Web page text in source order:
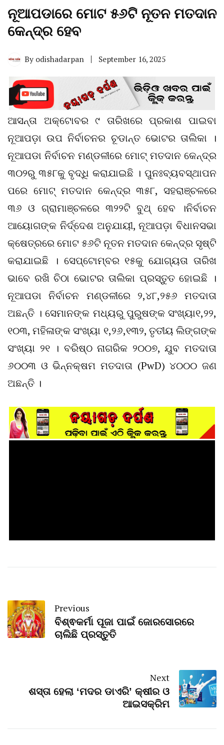
ନୂଆପଡାରେ ମୋଟ ୫୬ଟି ନୂତନ ମତଦାନ
କେନ୍ଦ୍ର ହେବ
By odishadarpan September 16, 2025
ଆସନ୍ତା ଅକ୍ଟୋବର ୯ ତାରିଖରେ ପ୍ରକାଶ ପାଇବା
ନୂଆପଡ଼ା ଉପ ନିର୍ବାଚନର ଚୂଡାନ୍ତ ଭୋଟର ତାଲିକା ।
ନୂଆପଡା ନିର୍ବାଚନ ମଣ୍ଡଳୀରେ ମୋଟ୍ ମତଦାନ କେନ୍ଦ୍ର
୩୦୨ରୁ ୩୫୮କୁ ବୃଦ୍ଧି କରାଯାଇଛି । ପୁନଃବ୍ୟବସ୍ଥାପନ
ପରେ ମୋଟ୍ ମତଦାନ କେନ୍ଦ୍ର ୩୫୮, ସହରାଞ୍ଚଳରେ
୩୬ ଓ ଗ୍ରାମାଞ୍ଚଳରେ ୩୨୨ଟି ବୁଥ୍ ହେବ ।ନିର୍ବାଚନ
ଆୟୋଗଙ୍କ ନିର୍ଦ୍ଦେଶ ଅନୁଯାୟୀ, ନୂଆପଡ଼ା ବିଧାନସଭା
କ୍ଷେତ୍ରରେ ମୋଟ ୫୬ଟି ନୂତନ ମତଦାନ କେନ୍ଦ୍ର ସୃଷ୍ଟି
କରାଯାଇଛି । ସେପ୍ଟୋମ୍ବର ୧୫କୁ ଯୋଗ୍ୟତା ତାରିଖ
ଭାବେ ରଖି ଚିଠା ଭୋଟର ତାଲିକା ପ୍ରସ୍ତୁତ ହୋଇଛି ।
ନୂଆପଡା ନିର୍ବାଚନ ମଣ୍ଡଳୀରେ ୨,୪୮,୨୫୬ ମତଦାତା
ଅଛନ୍ତି । ସେମାନଙ୍କ ମଧ୍ୟରୁ ପୁରୁଷଙ୍କ ସଂଖ୍ୟା୧,୨୨,
୧୦୩, ମହିଳାଙ୍କ ସଂଖ୍ୟା ୧,୨୬,୧୩୨, ତୃତୀୟ ଲିଙ୍ଗଙ୍କ
ସଂଖ୍ୟା ୨୧ । ବରିଷ୍ଠ ନାଗରିକ ୨୦୦୭, ଯୁବ ମତଦାତା
୬୦୦୩ ଓ ଭିନ୍ନକ୍ଷମ ମତଦାତା (PwD) ୪୦୦୦ ଜଣ
ଅଛନ୍ତି ।
Previous
ବିଶ୍ଵକର୍ମା ପୂଜା ପାଇଁ ଜୋରସୋରରେ
ଚାଲିଛି ପ୍ରସ୍ତୁତି
Next
ଶସ୍ତା ହେଲା ‘ମଦର ଡାଏରି’ କ୍ଷୀର ଓ
ଆଇସକ୍ରିମ